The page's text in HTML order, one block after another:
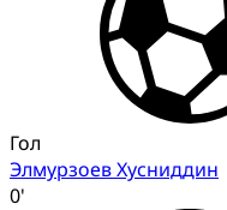
Гол
Элмурзоев Хусниддин
0'